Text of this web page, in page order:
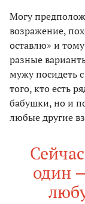
Могу
возражение,
оставлю» и
разные
мужу посидеть
того, кто есть
бабушки, но и
любые другие
один